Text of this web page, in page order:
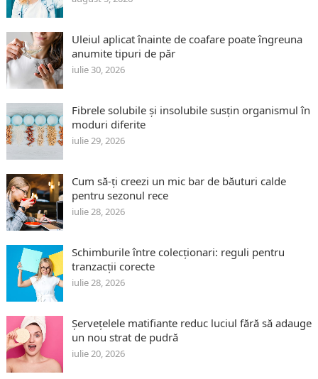
Uleiul aplicat înainte de coafare poate îngreuna
anumite tipuri de păr
iulie 30, 2026
Fibrele solubile și insolubile susțin organismul în
moduri diferite
iulie 29, 2026
Cum să-ți creezi un mic bar de băuturi calde
pentru sezonul rece
iulie 28, 2026
Schimburile între colecționari: reguli pentru
tranzacții corecte
iulie 28, 2026
Șervețelele matifiante reduc luciul fără să adauge
un nou strat de pudră
iulie 20, 2026